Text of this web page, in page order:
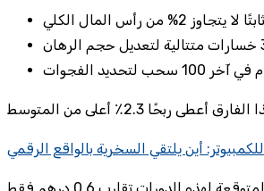
أين يلتقي السخرية بالواقع الرقمي